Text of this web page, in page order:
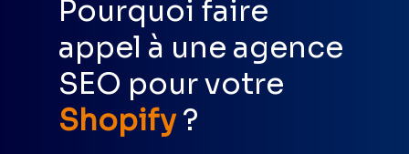
Pourquoi faire
appel à une agence
SEO pour votre
Shopify?